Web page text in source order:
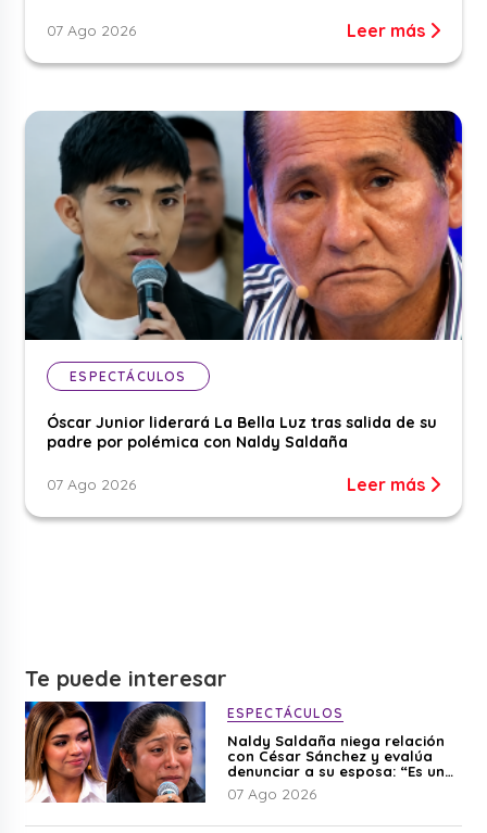
07 Ago 2026 Leer más
ESPECTÁCULOS
Óscar Junior liderará La Bella Luz tras salida de su
padre por polémica con Naldy Saldaña
07 Ago 2026 Leer más
Te puede interesar
ESPECTÁCULOS
Naldy Saldaña niega relación
con César Sánchez y evalúa
denunciar a su esposa: “Es una
difamación”
07 Ago 2026